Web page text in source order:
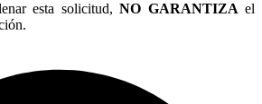
esta solicitud,NO GARANTIZA el